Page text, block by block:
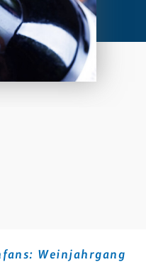
Weinjahrgang